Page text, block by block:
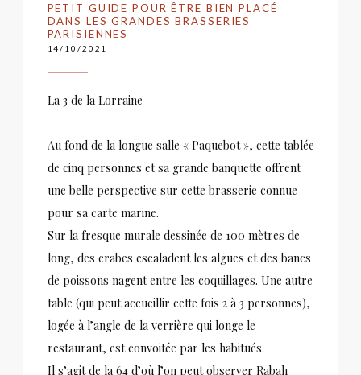
PETIT GUIDE POUR ÊTRE BIEN PLACÉ
DANS LES GRANDES BRASSERIES
PARISIENNES
14/10/2021
La 3 de la Lorraine
Au fond de la longue salle « Paquebot », cette tablée
de cinq personnes et sa grande banquette offrent
une belle perspective sur cette brasserie connue
pour sa carte marine.
Sur la fresque murale dessinée de 100 mètres de
long, des crabes escaladent les algues et des bancs
de poissons nagent entre les coquillages. Une autre
table (qui peut accueillir cette fois 2 à 3 personnes),
logée à l’angle de la verrière qui longe le
restaurant, est convoitée par les habitués.
Il s’agit de la 64 d’où l’on peut observer Rabah